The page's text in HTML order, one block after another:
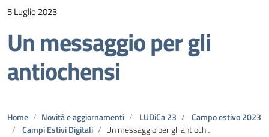
5 Luglio 2023
Un messaggio per gli
antiochensi
Home Novità e aggiornamenti LUDiCa 23
Campo estivo 2023
Campi Estivi Digitali
Un messaggio per gli antiochensi